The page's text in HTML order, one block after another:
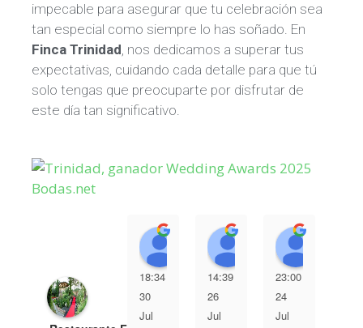
impecable para asegurar que tu celebración sea
tan especial como siempre lo has soñado. En
Finca Trinidad, nos dedicamos a superar tus
expectativas, cuidando cada detalle para que tú
solo tengas que preocuparte por disfrutar de
este día tan significativo.
Nuria Gil Roldan
18:34
30
Jul
Maria Garcia
14:39
26
Jul
23:00
24
Jul